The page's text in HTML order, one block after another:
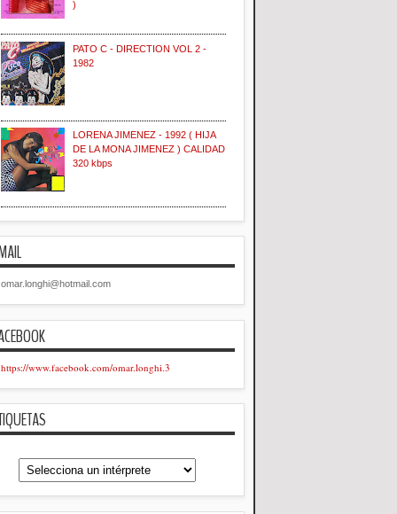
)
PATO C - DIRECTION VOL 2 -
1982
LORENA JIMENEZ - 1992 ( HIJA
DE LA MONA JIMENEZ ) CALIDAD
320 kbps
omar.longhi@hotmail.com
https://www.facebook.com/omar.longhi.3